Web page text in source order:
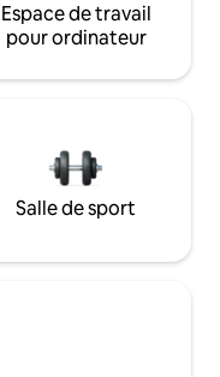
Espace de travail
pour ordinateur
Salle de sport